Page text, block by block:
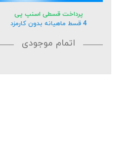
پرداخت قسطی اسنپ پی
4 قسط ماهیانه بدون کارمزد
اتمام موجودی